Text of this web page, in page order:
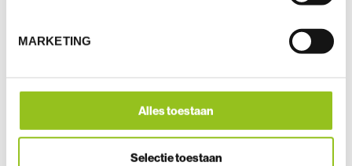
MARKETING
Alles toestaan
Selectie toestaan
Landwirtin werden?
dreijährige
WEITERBILDU
Landwirte müssen
folgen. Ständig neue
Herausforderungen im
Job folgen. Hier hast